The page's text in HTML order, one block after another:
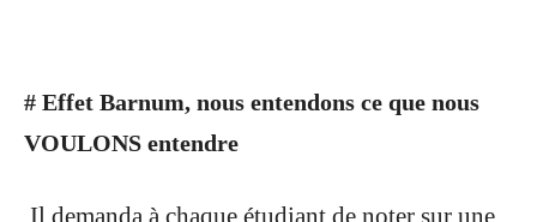
# Effet Barnum, nous entendons ce que nous
VOULONS entendre
Il demanda à chaque étudiant de noter sur une